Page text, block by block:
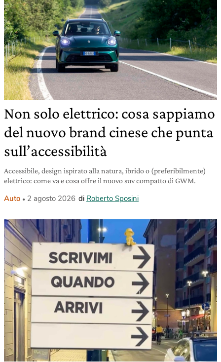
Non solo elettrico: cosa sappiamo
del nuovo brand cinese che punta
sull’accessibilità
Accessibile, design ispirato alla natura, ibrido o (preferibilmente)
elettrico: come va e cosa offre il nuovo suv compatto di GWM.
Auto 2 agosto 2026 di Roberto Sposini